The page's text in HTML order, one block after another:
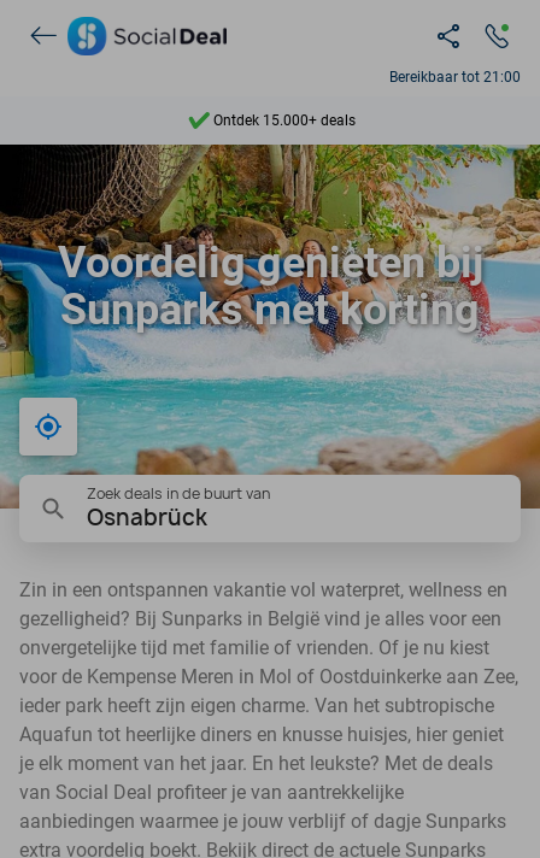
Bereikbaar tot 21:00
Ontdek 15.000+ deals
7 dagen per week beschikbaar
10+ miljoen leden
9,4
Ontdek 15.000+ deals
Voordelig genieten bij
Sunparks met korting
Bij mij in de buurt
Zoek deals in de buurt van
Osnabrück
Zin in een ontspannen vakantie vol waterpret, wellness en
gezelligheid? Bij Sunparks in België vind je alles voor een
onvergetelijke tijd met familie of vrienden. Of je nu kiest
voor de Kempense Meren in Mol of Oostduinkerke aan Zee,
ieder park heeft zijn eigen charme. Van het subtropische
Aquafun tot heerlijke diners en knusse huisjes, hier geniet
je elk moment van het jaar. En het leukste? Met de deals
van Social Deal profiteer je van aantrekkelijke
aanbiedingen waarmee je jouw verblijf of dagje Sunparks
extra voordelig boekt. Bekijk direct de actuele Sunparks